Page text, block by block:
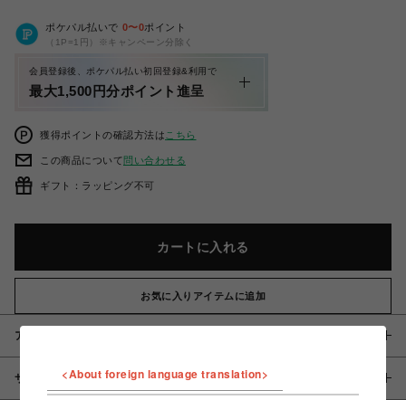
ポケパル払いで 0〜0ポイント
（1P=1円）※キャンペーン分除く
会員登録後、ポケパル払い初回登録&利用で
最大1,500円分ポイント進呈
獲得ポイントの確認方法は こちら
この商品について問い合わせる
ギフト：ラッピング不可
カートに入れる
お気に入りアイテムに追加
アイテム説明 / 素材
サイズ <About foreign language translation>